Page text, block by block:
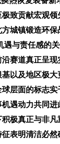
致贡献宏观
城镇锻造环
遇与责任感
赛道真正呈
以及地区极
层面的标志
遇动力共同
极真正与非
表明清洁必